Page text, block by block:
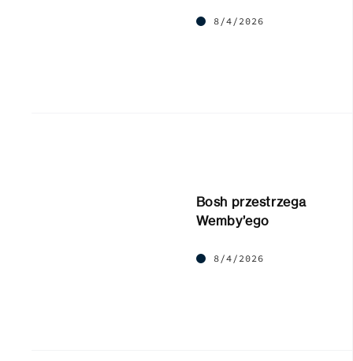
8/4/2026
Bosh przestrzega
Wemby’ego
8/4/2026